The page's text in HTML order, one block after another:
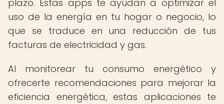
plazo. Estas apps te ayudan a optimizar el
uso de la energía en tu hogar o negocio, lo
que se traduce en una reducción de tus
facturas de electricidad y gas.
Al monitorear tu consumo energético y
ofrecerte recomendaciones para mejorar la
eficiencia energética, estas aplicaciones te